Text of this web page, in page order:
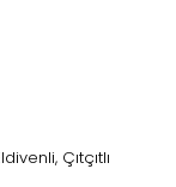
Çıtçıtlı